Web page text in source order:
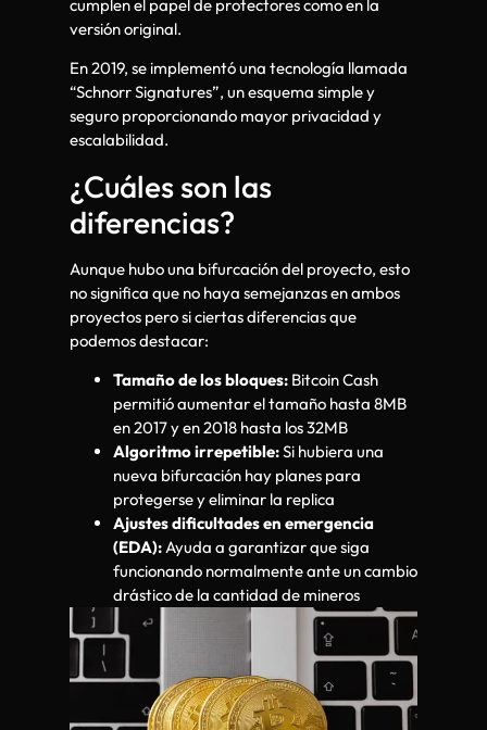
cumplen el papel de protectores como en la
versión original.
En 2019, se implementó una tecnología llamada
“Schnorr Signatures”, un esquema simple y
seguro proporcionando mayor privacidad y
escalabilidad.
¿Cuáles son las
diferencias?
Aunque hubo una bifurcación del proyecto, esto
no significa que no haya semejanzas en ambos
proyectos pero si ciertas diferencias que
podemos destacar:
Tamaño de los bloques: Bitcoin Cash
permitió aumentar el tamaño hasta 8MB
en 2017 y en 2018 hasta los 32MB
Algoritmo irrepetible:Si hubiera una
nueva bifurcación hay planes para
protegerse y eliminar la replica
Ajustes dificultades en emergencia
(EDA):Ayuda a garantizar que siga
funcionando normalmente ante un cambio
drástico de la cantidad de mineros